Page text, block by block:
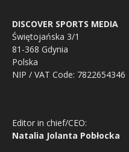
DISCOVER SPORTS MEDIA
Świętojańska 3/1
81-368 Gdynia
Polska
NIP / VAT Code: 7822654346
Editor in chief/CEO:
Natalia Jolanta Pobłocka